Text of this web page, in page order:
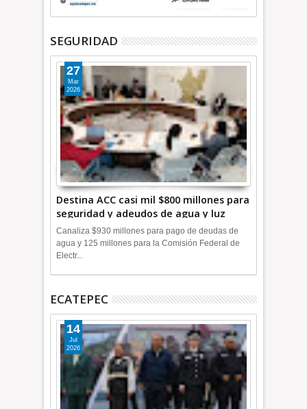
SEGURIDAD
Destina ACC casi mil $800 millones para
seguridad y adeudos de agua y luz
+Video
27
Mar
2026
Canaliza $930 millones para pago de deudas de
agua y 125 millones para la Comisión Federal de
Electr...
ECATEPEC
14
Jul
2026